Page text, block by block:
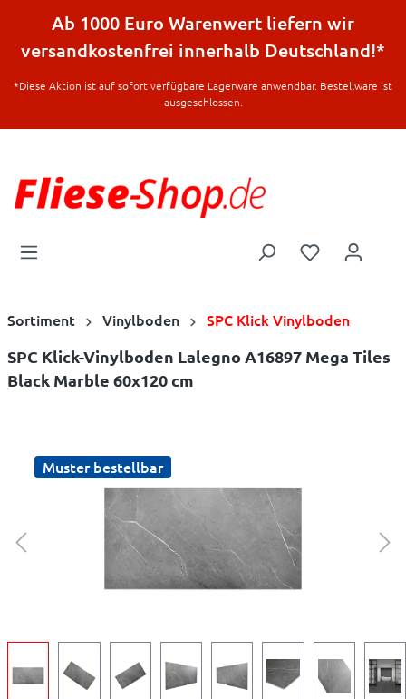
springen
Ab 1000 Euro Warenwert liefern wir
versandkostenfrei innerhalb Deutschland!*
*Diese Aktion ist auf sofort verfügbare Lagerware anwendbar. Bestellware ist
ausgeschlossen.
Sortiment Vinylboden SPC Klick Vinylboden
SPC Klick-Vinylboden Lalegno A16897 Mega Tiles
Black Marble 60x120 cm
Muster bestellbar